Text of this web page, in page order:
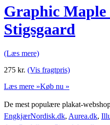
Graphic
Stigsgaard
(Læs mere)
275 kr. (Vis fragtpris)
Læs mere »Køb nu »
De mest populære plakat-
EngkjærNordisk.dk, Aurea.dk,